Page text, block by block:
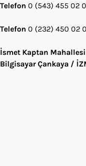
Telefon 0 (543) 455 02
Telefon 0 (232) 450 02
İsmet Kaptan
Bilgisayar Çankaya /